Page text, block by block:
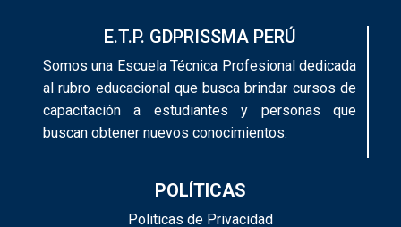
E.T.P. GDPRISSMA PERÚ
Somos una Escuela Técnica Profesional dedicada
al rubro educacional que busca brindar cursos de
capacitación a estudiantes y personas que
buscan obtener nuevos conocimientos.
POLÍTICAS
Politicas de Privacidad